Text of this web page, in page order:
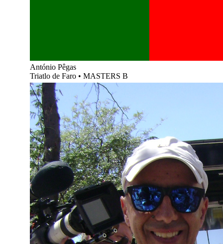
António Pêgas
Triatlo de Faro • MASTERS B